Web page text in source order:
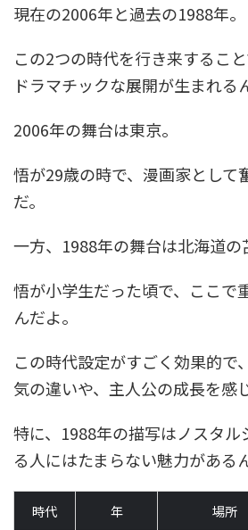
現在の2006年と過去の1988年。
この2つの時代を行き来するこ
ドラマチックな展開が生まれる
2006年の舞台は東京。
悟が29歳の時で、漫画家として
だ。
一方、1988年の舞台は北海道の
悟が小学生だった頃で、ここで
んだよ。
この時代設定がすごく効果的で
気の違いや、主人公の成長を感
特に、1988年の描写はノスタル
る人にはたまらない魅力がある
時代 年 場所